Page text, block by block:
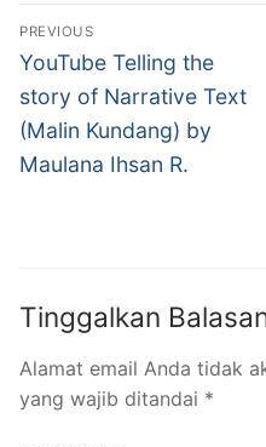
Navigasi
pos
PREVIOUS
Previous
post:
YouTube Telling the
story of Narrative Text
(Malin Kundang) by
Maulana Ihsan R.
Tinggalkan
Alamat email Anda tidak
yang wajib ditandai *